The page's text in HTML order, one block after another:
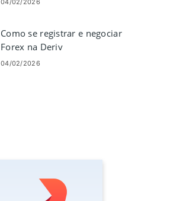
Como se registrar e negociar
Forex na Deriv
04/02/2026